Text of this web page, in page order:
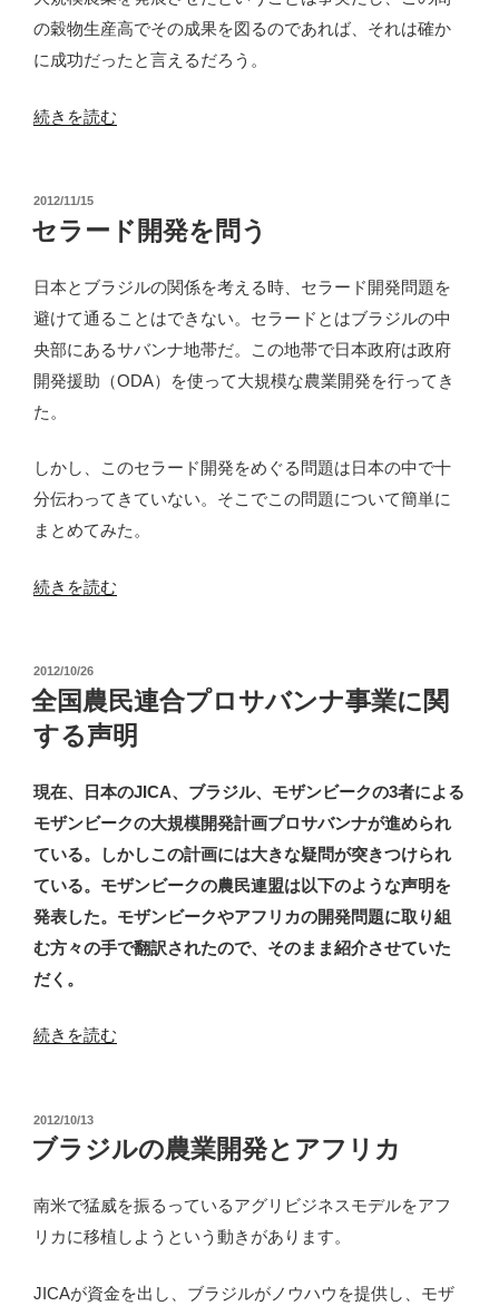
問
う
開
り
方”
の穀物生産高でその成果を図るのであれば、それは確か
に成功だったと言えるだろう。
“セ
ド
開
ト
と
モ
ン
ク
の
ProSAVANA”
続きを読む
投
稿
日:
2012/11/15
セラード開発を問う
日本とブラジルの関係を考える時、セラード開発問題を
避けて通ることはできない。セラードとはブラジルの中
央部にあるサバンナ地帯だ。この地帯で日本政府は政府
開発援助（ODA）を使って大規模な農業開発を行ってき
た。
しかし、このセラード開発をめぐる問題は日本の中で十
分伝わってきていない。そこでこの問題について簡単に
まとめてみた。
“セ
ド
開
発
問
う”
の
続きを読む
投
稿
日:
2012/10/26
全国農民連合プロサバンナ事業に関
する声明
現在、日本のJICA、ブラジル、モザンビークの3者による
モザンビークの大規模開発計画プロサバンナが進められ
ている。しかしこの計画には大きな疑問が突きつけられ
ている。モザンビークの農民連盟は以下のような声明を
発表した。モザンビークやアフリカの開発問題に取り組
む方々の手で翻訳されたので、そのまま紹介させていた
だく。
“全
民
連
サ
続きを読む
投
稿
日:
2012/10/13
ブラジルの農業開発とアフリカ
南米で猛威を振るっているアグリビジネスモデルをアフ
リカに移植しようという動きがあります。
JICAが資金を出し、ブラジルがノウハウを提供し、モザ